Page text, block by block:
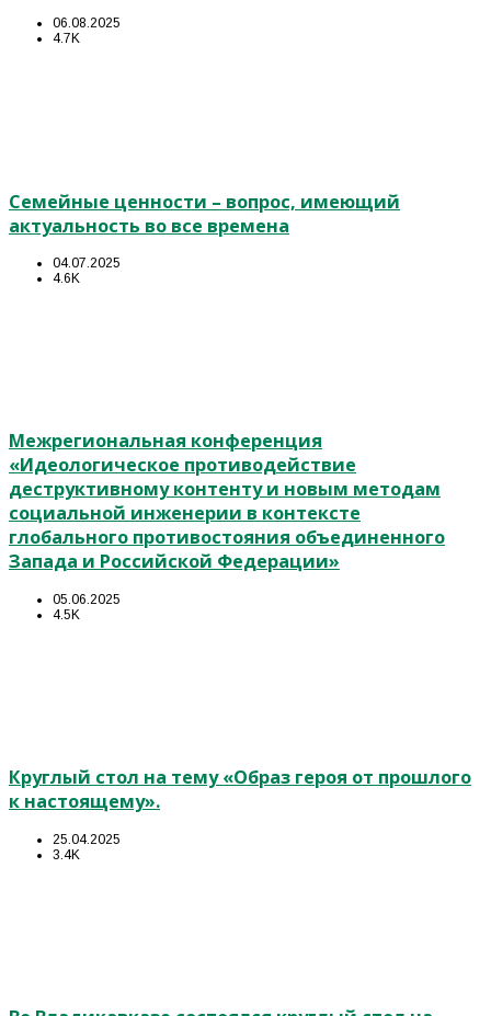
06.08.2025
4.7K
Семейные ценности – вопрос, имеющий
актуальность во все времена
04.07.2025
4.6K
Межрегиональная конференция
«Идеологическое противодействие
деструктивному контенту и новым методам
социальной инженерии в контексте
глобального противостояния объединенного
Запада и Российской Федерации»
05.06.2025
4.5K
Круглый стол на тему «Образ героя от прошлого
к настоящему».
25.04.2025
3.4K